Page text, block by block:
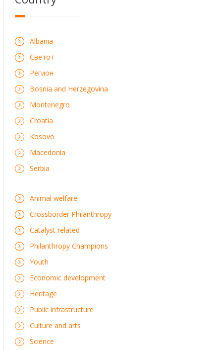
Albania
Светот
Регион
Bosnia and Herzegovina
Montenegro
Croatia
Kosovo
Macedonia
Serbia
Animal welfare
Crossborder Philanthropy
Catalyst related
Philanthropy Champions
Youth
Economic development
Heritage
Public infrastructure
Culture and arts
Science